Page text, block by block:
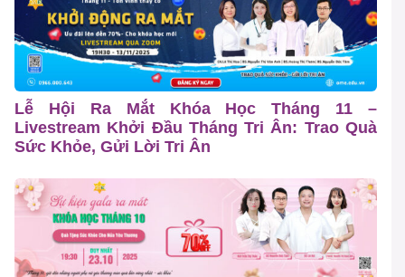
Lễ Hội Ra Mắt Khóa Học Tháng 11 –
Livestream Khởi Đầu Tháng Tri Ân: Trao Quà
Sức Khỏe, Gửi Lời Tri Ân